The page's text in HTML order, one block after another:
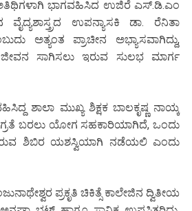
ಭಾಗವಹಿಸಿದ ಉಜಿರೆ ಎಸ್.ಡಿ.ಎಂ
ವೈದ್ಯಶಾಸ್ತ್ರದ ಉಪನ್ಯಾಸಕಿ ಡಾ. ರೆನಿತಾ
ಅತ್ಯಂತ ಪ್ರಾಚೀನ ಅಭ್ಯಾಸವಾಗಿದ್ದು,
ಸಾಗಿಸಲು ಇರುವ ಸುಲಭ ಮಾರ್ಗ
ಶಾಲಾ ಮುಖ್ಯ ಶಿಕ್ಷಕ ಬಾಲಕೃಷ್ಣ ನಾಯ್ಕ
ಬರಲು ಯೋಗ ಸಹಕಾರಿಯಾಗಿದೆ, ಒಂದು
ಶಿಬಿರ ಯಶಸ್ವಿಯಾಗಿ ನಡೆಯಲಿ ಎಂದು
ಪ್ರಕೃತಿ ಚಿಕಿತ್ಸೆ ಕಾಲೇಜಿನ ದ್ವಿತೀಯ